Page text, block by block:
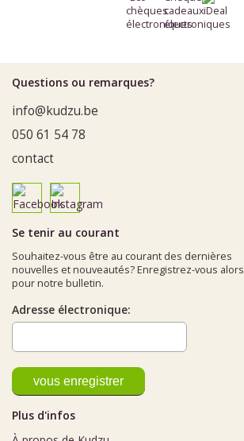
Questions ou remarques?
info@kudzu.be
050 61 54 78
contact
Se tenir au courant
Souhaitez-vous être au courant des dernières
nouvelles et nouveautés? Enregistrez-vous alors
pour notre bulletin.
Adresse électronique:
Plus d'infos